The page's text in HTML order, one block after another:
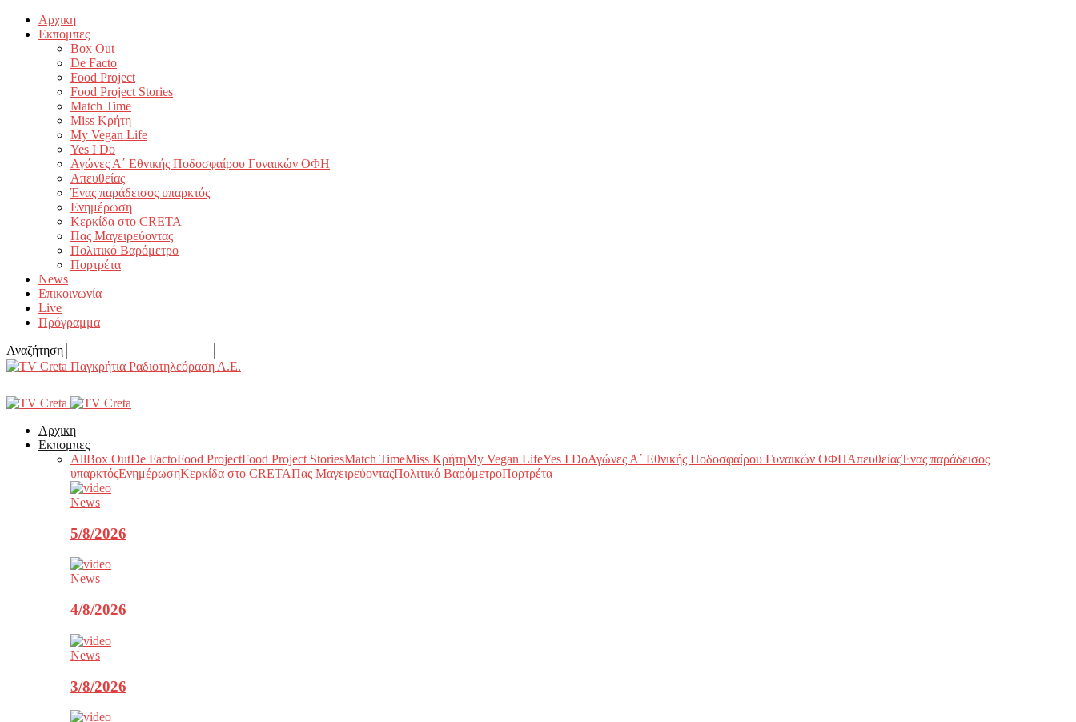
Αρχικη
Εκπομπες
Box Out
De Facto
Food Project
Food Project Stories
Match Time
Miss Κρήτη
My Vegan Life
Yes I Do
Αγώνες Α΄ Εθνικής Ποδοσφαίρου Γυναικών ΟΦΗ
Απευθείας
Ένας παράδεισος υπαρκτός
Ενημέρωση
Κερκίδα στο CRETA
Πας Μαγειρεύοντας
Πολιτικό Βαρόμετρο
Πορτρέτα
News
Επικοινωνία
Live
Πρόγραμμα
Αναζήτηση
Παγκρήτια Ραδιοτηλεόραση Α.Ε.
Αρχικη
Εκπομπες
AllBox OutDe FactoFood ProjectFood Project StoriesMatch TimeMiss ΚρήτηMy Vegan LifeYes I DoΑγώνες Α΄ Εθνικής Ποδοσφαίρου Γυναικών ΟΦΗΑπευθείαςΈνας παράδεισος
υπαρκτόςΕνημέρωσηΚερκίδα στο CRETAΠας ΜαγειρεύονταςΠολιτικό ΒαρόμετροΠορτρέτα
News
5/8/2026
News
4/8/2026
News
3/8/2026